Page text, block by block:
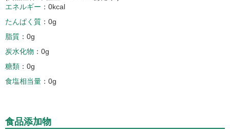
エネルギー
0kcal
たんぱく質
0g
脂質
0g
炭水化物
0g
糖類
0g
食塩相当量
0g
食品添加物